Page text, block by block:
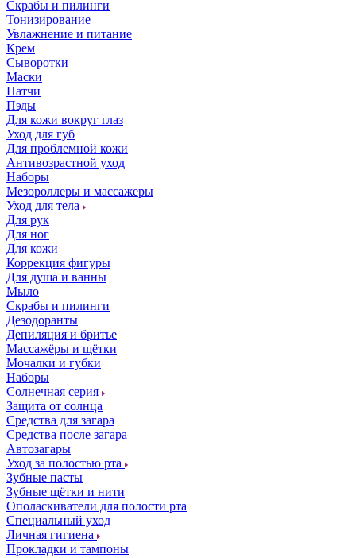
Скрабы и пилинги
Тонизирование
Увлажнение и питание
Крем
Сыворотки
Маски
Патчи
Пэды
Для кожи вокруг глаз
Уход для губ
Для проблемной кожи
Антивозрастной уход
Наборы
Мезороллеры и массажеры
Уход для тела
Для рук
Для ног
Для кожи
Коррекция фигуры
Для душа и ванны
Мыло
Скрабы и пилинги
Дезодоранты
Депиляция и бритье
Массажёры и щётки
Мочалки и губки
Наборы
Солнечная серия
Защита от солнца
Средства для загара
Средства после загара
Автозагары
Уход за полостью рта
Зубные пасты
Зубные щётки и нити
Ополаскиватели для полости рта
Специальный уход
Личная гигиена
Прокладки и тампоны